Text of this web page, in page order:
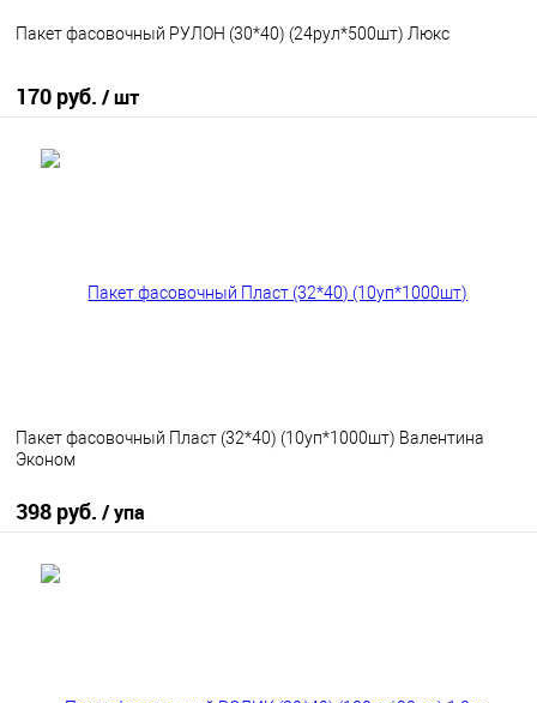
Пакет фасовочный РУЛОН (30*40) (24рул*500шт) Люкс
170 руб. / шт
Пакет фасовочный Пласт (32*40) (10уп*1000шт) Валентина
Эконом
398 руб. / упа